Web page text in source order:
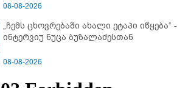
08-08-2026
„ჩემს ცხოვრებაში ახალი ეტაპი იწყება“ -
ინტერვიუ ნუცა ბუზალაძესთან
08-08-2026